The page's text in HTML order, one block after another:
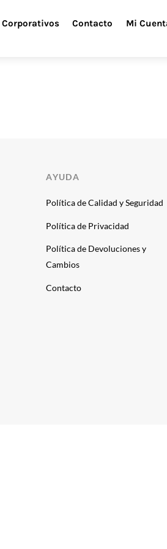
Corporativos Contacto Mi
AYUDA
Política de Calidad y Seguridad
Política de Privacidad
Política de Devoluciones y
Cambios
Contacto